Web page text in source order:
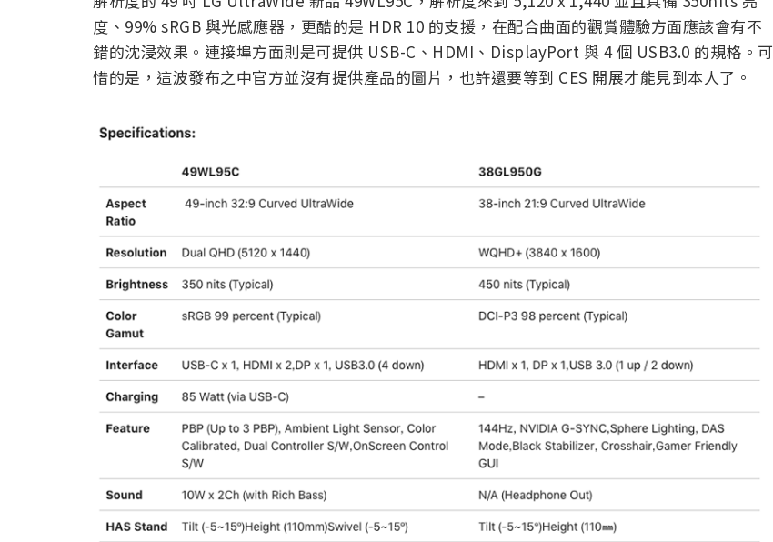
度、99% sRGB 與光感應器，更酷的是 HDR 10 的支援，在配合曲面的觀賞體驗方面應該會有不
錯的沈浸效果。連接埠方面則是可提供 USB-C、HDMI、DisplayPort 與 4 個 USB3.0 的規格。可
惜的是，這波發布之中官方並沒有提供產品的圖片，也許還要等到 CES 開展才能見到本人了。